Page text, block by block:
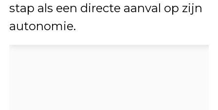
stap als een directe aanval op zijn
autonomie.